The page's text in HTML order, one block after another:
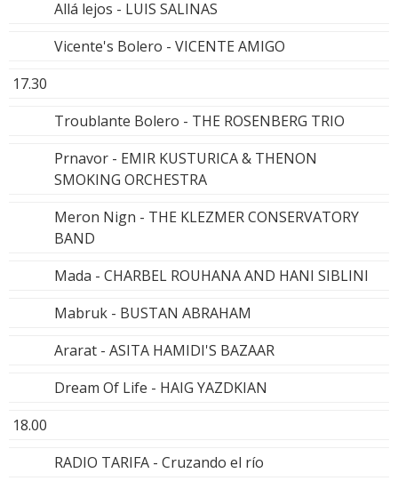
Allá lejos - LUIS SALINAS
Vicente's Bolero - VICENTE AMIGO
17.30
Troublante Bolero - THE ROSENBERG TRIO
Prnavor - EMIR KUSTURICA & THENON
SMOKING ORCHESTRA
Meron Nign - THE KLEZMER CONSERVATORY
BAND
Mada - CHARBEL ROUHANA AND HANI SIBLINI
Mabruk - BUSTAN ABRAHAM
Ararat - ASITA HAMIDI'S BAZAAR
Dream Of Life - HAIG YAZDKIAN
18.00
RADIO TARIFA - Cruzando el río